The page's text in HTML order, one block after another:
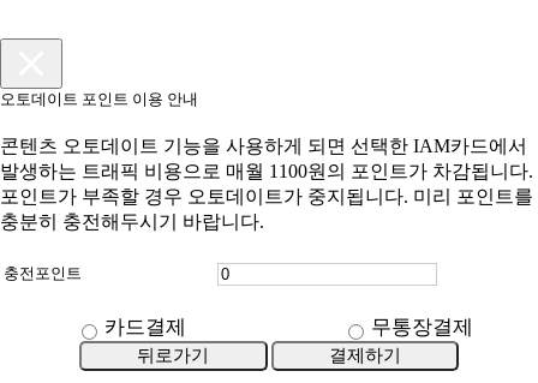
오토데이트 포인트 이용 안내
콘텐츠 오토데이트 기능을 사용하게 되면 선택한 IAM카드에서
발생하는 트래픽 비용으로 매월 1100원의 포인트가 차감됩니다.
포인트가 부족할 경우 오토데이트가 중지됩니다. 미리 포인트를
충분히 충전해두시기 바랍니다.
충전포인트
카드결제 무통장결제
뒤로가기 결제하기